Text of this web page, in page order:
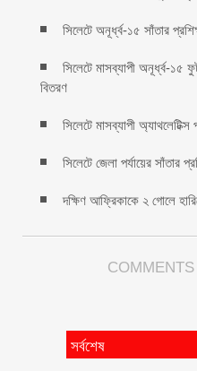
সিলেটে অনূর্ধ্ব-১৫ সাঁতার
সিলেটে মাসব্যাপী অনূর্ধ্ব-১৫
বিতরণ
সিলেটে মাসব্যাপী
সিলেটে জেলা পর্যায়ের সাঁতার
দক্ষিণ আফ্রিকাকে ২ গোলে
সর্বশেষ